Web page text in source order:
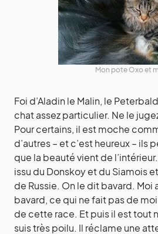
Mon pote Oxo et
Foi d’Aladin le Malin, le
chat assez particulier. Ne le
Pour certains, il est moche
d’autres – et c’est heureux – ils
que la beauté vient de
issu du Donskoy et du Siamois
de Russie. On le dit bavard. Moi
bavard, ce qui ne fait pas de
de cette race. Et puis il est tout
suis très poilu. Il réclame une